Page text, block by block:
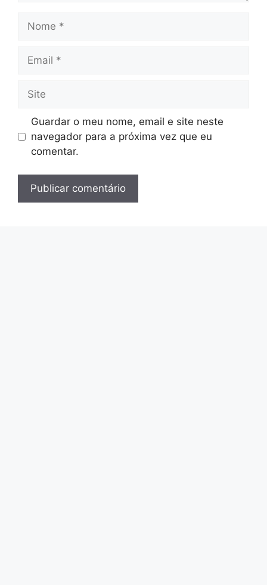
Nome
Email
Site
Guardar o meu nome, email e site neste
navegador para a próxima vez que eu
comentar.